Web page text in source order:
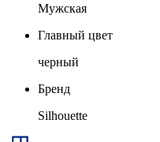
Мужская
Главный цвет
черный
Бренд
Silhouette